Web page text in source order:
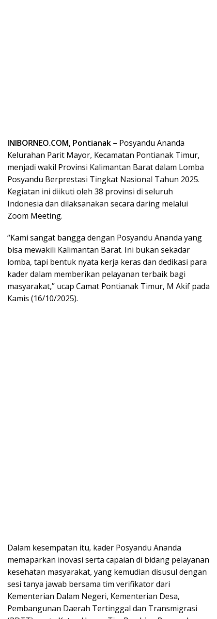
INIBORNEO.COM, Pontianak – Posyandu Ananda
Kelurahan Parit Mayor, Kecamatan Pontianak Timur,
menjadi wakil Provinsi Kalimantan Barat dalam Lomba
Posyandu Berprestasi Tingkat Nasional Tahun 2025.
Kegiatan ini diikuti oleh 38 provinsi di seluruh
Indonesia dan dilaksanakan secara daring melalui
Zoom Meeting.
“Kami sangat bangga dengan Posyandu Ananda yang
bisa mewakili Kalimantan Barat. Ini bukan sekadar
lomba, tapi bentuk nyata kerja keras dan dedikasi para
kader dalam memberikan pelayanan terbaik bagi
masyarakat,” ucap Camat Pontianak Timur, M Akif pada
Kamis (16/10/2025).
Dalam kesempatan itu, kader Posyandu Ananda
memaparkan inovasi serta capaian di bidang pelayanan
kesehatan masyarakat, yang kemudian disusul dengan
sesi tanya jawab bersama tim verifikator dari
Kementerian Dalam Negeri, Kementerian Desa,
Pembangunan Daerah Tertinggal dan Transmigrasi